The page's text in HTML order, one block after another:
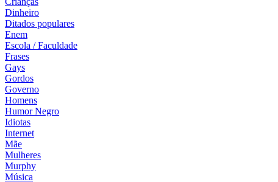
Dinheiro
Ditados populares
Enem
Escola / Faculdade
Frases
Gays
Gordos
Governo
Homens
Humor Negro
Idiotas
Internet
Mãe
Mulheres
Murphy
Música